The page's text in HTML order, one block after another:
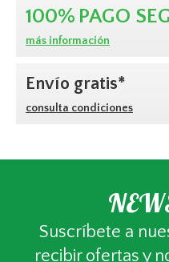
100% PAGO
más información
Envío gratis*
consulta condiciones
Suscríbete a
recibir ofertas y